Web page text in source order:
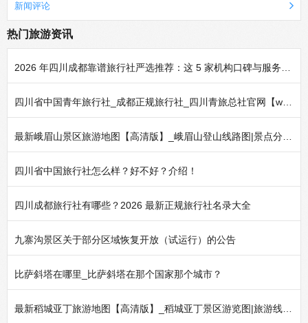
新闻评论
热门旅游资讯
四川省中国旅行社怎么样？好不好？介绍！
四川成都旅行社有哪些？2026 最新正规旅行社名录大全
九寨沟景区关于部分区域恢复开放（试运行）的公告
比萨斜塔在哪里_比萨斜塔在那个国家那个城市？